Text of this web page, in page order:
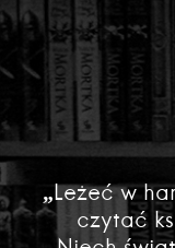
„Leżeć w
czytać